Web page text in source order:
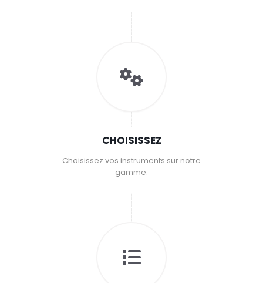
CHOISISSEZ
Choisissez vos instruments sur notre
gamme.